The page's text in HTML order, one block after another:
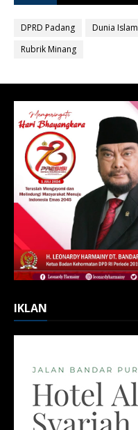
DPRD Padang Dunia Islam
Rubrik Minang
IKLAN